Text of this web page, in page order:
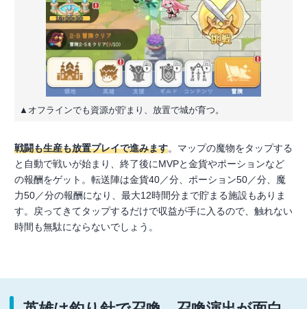
▲オフラインでも資源が貯まり、放置で城が育つ。
戦闘も生産も放置プレイで進みます。マップの魔物をタップする
と自動で戦いが始まり、終了後にMVPと金貨やポーションなど
の報酬をゲット。転送陣は金貨40／分、ポーション50／分、魔
力50／分の報酬になり、最大12時間分まで貯まる施設もありま
す。戻ってきてタップするだけで収益が手に入るので、触れない
時間も無駄にならないでしょう。